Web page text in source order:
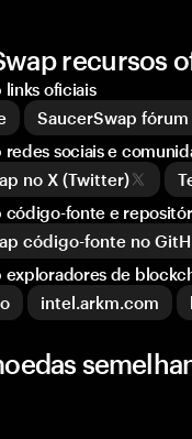
recursos
links oficiais
SaucerSwap
redes sociais e
no X (Twitter)
código-fonte e
código-fonte no
exploradores de
intel.arkm.com